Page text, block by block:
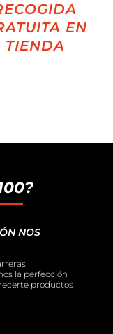
EN
TIENDA
NOS
la perfección
productos